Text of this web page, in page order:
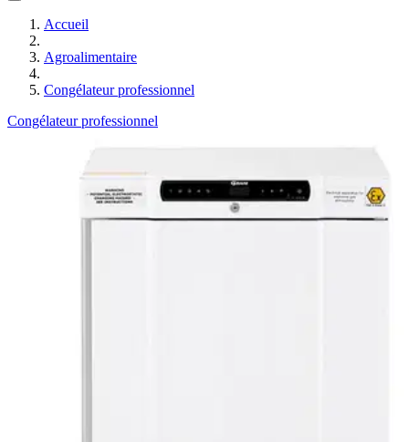
Accueil
Agroalimentaire
Congélateur professionnel
Congélateur professionnel